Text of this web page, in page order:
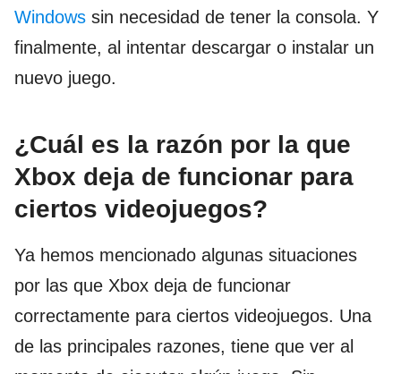
Windows sin necesidad de tener la consola. Y
finalmente, al intentar descargar o instalar un
nuevo juego.
¿Cuál es la razón por la que
Xbox deja de funcionar para
ciertos videojuegos?
Ya hemos mencionado algunas situaciones
por las que Xbox deja de funcionar
correctamente para ciertos videojuegos. Una
de las principales razones, tiene que ver al